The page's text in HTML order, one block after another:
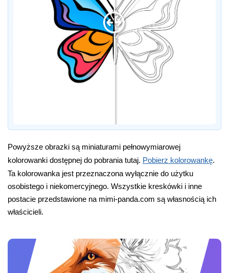
Powyższe obrazki są miniaturami pełnowymiarowej
kolorowanki dostępnej do pobrania tutaj. Pobierz kolorowankę.
Ta kolorowanka jest przeznaczona wyłącznie do użytku
osobistego i niekomercyjnego. Wszystkie kreskówki i inne
postacie przedstawione na mimi-panda.com są własnością ich
właścicieli.